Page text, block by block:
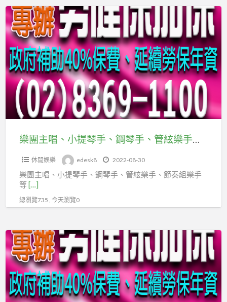
企
劃
經
理
人
職
業
工
會
市
及
新
北
市
企
劃
經
樂
團
主
唱、
小
提
琴
手、
鋼
手、
奏
組
樂
手
等
表
樂團主唱、小提琴手、鋼琴手、管絃樂手、節奏組樂手等表演相關人員，快加入台北市及新北市企劃經理人職業工會
休閒娛樂 edesk8 2022-08-30
樂團主唱、小提琴手、鋼琴手、管絃樂手、節奏組樂手
等[…]
總瀏覽735 , 今天瀏覽0
電
影、
舞
台
劇、